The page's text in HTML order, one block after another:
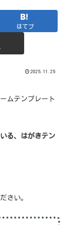
はてブ
2025.11.25
ムテンプレート
る、はがきテン
さい。